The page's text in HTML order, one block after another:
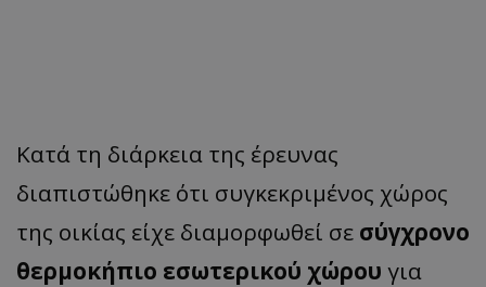
Κατά τη διάρκεια της έρευνας
διαπιστώθηκε ότι συγκεκριμένος χώρος
της οικίας είχε διαμορφωθεί σε σύγχρονο
θερμοκήπιο εσωτερικού χώρου για